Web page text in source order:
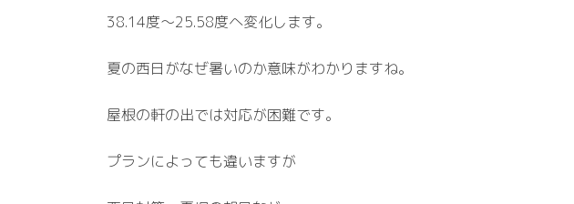
38.14度～25.58度へ変化します。
夏の西日がなぜ暑いのか意味がわかりますね。
屋根の軒の出では対応が困難です。
プランによっても違いますが